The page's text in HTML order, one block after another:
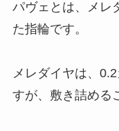
パヴェとは、メレ
た指輪です。
メレダイヤは、
すが、敷き詰める